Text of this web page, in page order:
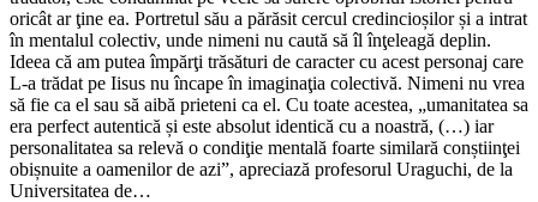
oricât ar ţine ea. Portretul său a părăsit cercul credincioșilor și a intrat
în mentalul colectiv, unde nimeni nu caută să îl înţeleagă deplin.
Ideea că am putea împărţi trăsături de caracter cu acest personaj care
L-a trădat pe Iisus nu încape în imaginaţia colectivă. Nimeni nu vrea
să fie ca el sau să aibă prieteni ca el. Cu toate acestea, „umanitatea sa
era perfect autentică și este absolut identică cu a noastră, (…) iar
personalitatea sa relevă o condiţie mentală foarte similară conștiinţei
obișnuite a oamenilor de azi”, apreciază profesorul Uraguchi, de la
Universitatea de…